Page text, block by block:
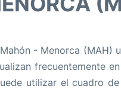
- Menorca
frecuentemente
utilizar el cuadro